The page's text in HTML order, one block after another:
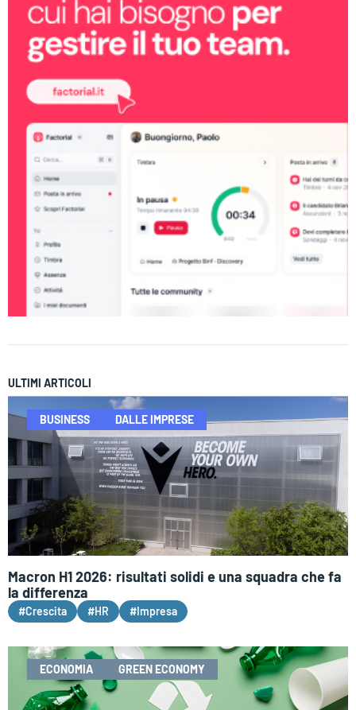
ULTIMI ARTICOLI
BUSINESS DALLE IMPRESE
Macron H1 2026: risultati solidi e una squadra che fa
la differenza
#Crescita #HR #Impresa
ECONOMIA GREEN ECONOMY